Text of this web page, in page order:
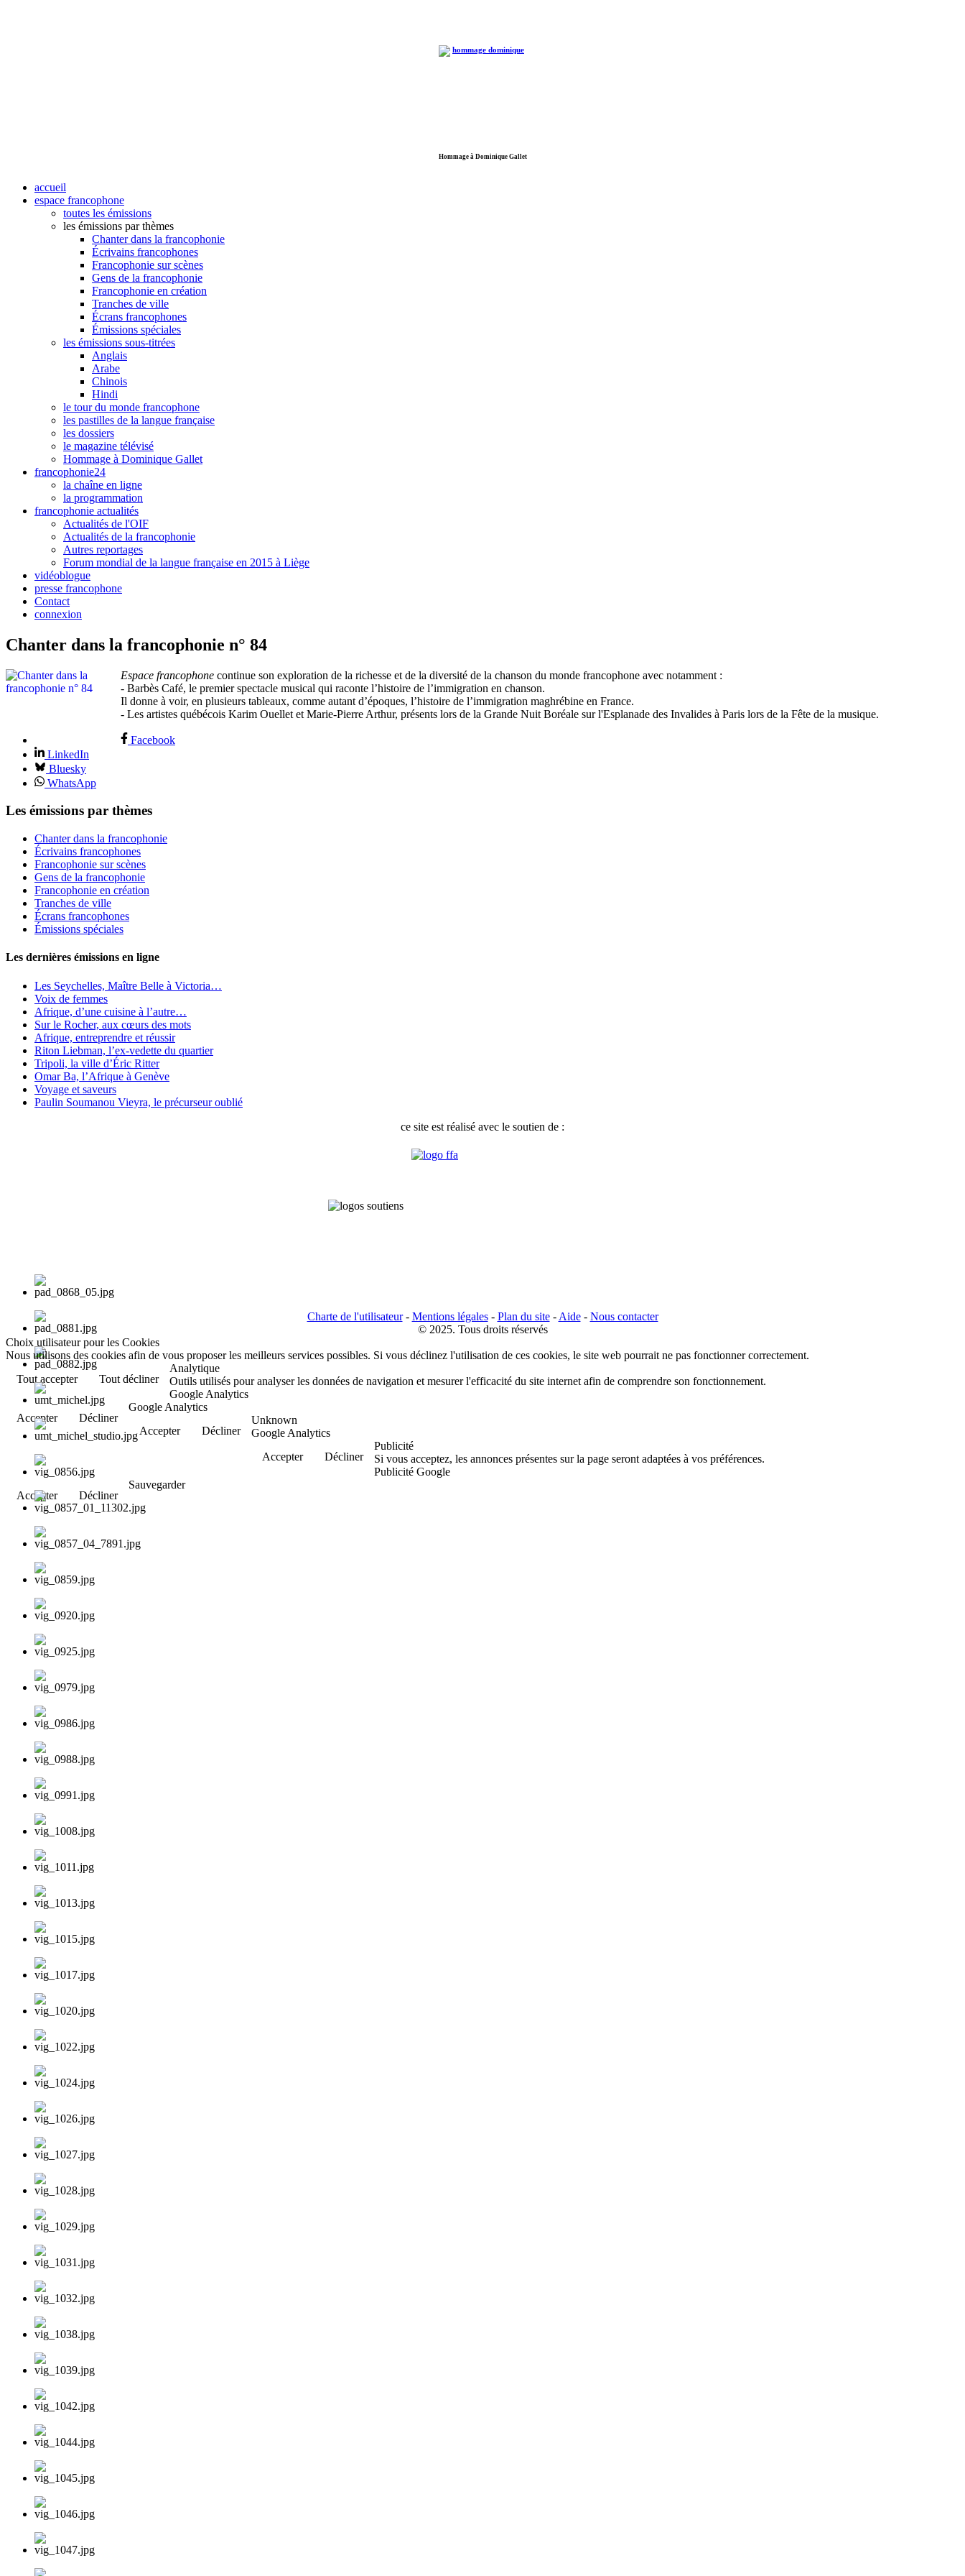
Hommage à Dominique Gallet
accueil
espace francophone
toutes les émissions
les émissions par thèmes
Chanter dans la francophonie
Écrivains francophones
Francophonie sur scènes
Gens de la francophonie
Francophonie en création
Tranches de ville
Écrans francophones
Émissions spéciales
les émissions sous-titrées
Anglais
Arabe
Chinois
Hindi
le tour du monde francophone
les pastilles de la langue française
les dossiers
le magazine télévisé
Hommage à Dominique Gallet
francophonie24
la chaîne en ligne
la programmation
francophonie actualités
Actualités de l'OIF
Actualités de la francophonie
Autres reportages
Forum mondial de la langue française en 2015 à Liège
vidéoblogue
presse francophone
Contact
connexion
Chanter dans la francophonie n° 84
Espace francophone continue son exploration de la richesse et de la diversité de la chanson du monde francophone avec notamment :
- Barbès Café, le premier spectacle musical qui raconte l’histoire de l’immigration en chanson.
Il donne à voir, en plusieurs tableaux, comme autant d’époques, l’histoire de l’immigration maghrébine en France.
- Les artistes québécois Karim Ouellet et Marie-Pierre Arthur, présents lors de la Grande Nuit Boréale sur l'Esplanade des Invalides à Paris lors de la Fête de la musique.
Facebook
LinkedIn
Bluesky
WhatsApp
Les émissions par thèmes
Chanter dans la francophonie
Écrivains francophones
Francophonie sur scènes
Gens de la francophonie
Francophonie en création
Tranches de ville
Écrans francophones
Émissions spéciales
Les dernières émissions en ligne
Les Seychelles, Maître Belle à Victoria…
Voix de femmes
Afrique, d’une cuisine à l’autre…
Sur le Rocher, aux cœurs des mots
Afrique, entreprendre et réussir
Riton Liebman, l’ex-vedette du quartier
Tripoli, la ville d’Éric Ritter
Omar Ba, l’Afrique à Genève
Voyage et saveurs
Paulin Soumanou Vieyra, le précurseur oublié
ce site est réalisé avec le soutien de :
Charte de l'utilisateur- Mentions légales- Plan du site- Aide- Nous contacter
© 2025. Tous droits réservés
Choix utilisateur pour les Cookies
Nous utilisons des cookies afin de vous proposer les meilleurs services possibles. Si vous déclinez l'utilisation de ces cookies, le site web pourrait ne pas fonctionner correctement.
Tout accepter
Tout décliner
Analytique
Outils utilisés pour analyser les données de navigation et mesurer l'efficacité du site internet afin de comprendre son fonctionnement.
Google Analytics
Accepter
Décliner
Google Analytics
Accepter
Décliner
Unknown
Google Analytics
Accepter
Décliner
Publicité
Si vous acceptez, les annonces présentes sur la page seront adaptées à vos préférences.
Publicité Google
Accepter
Décliner
Sauvegarder